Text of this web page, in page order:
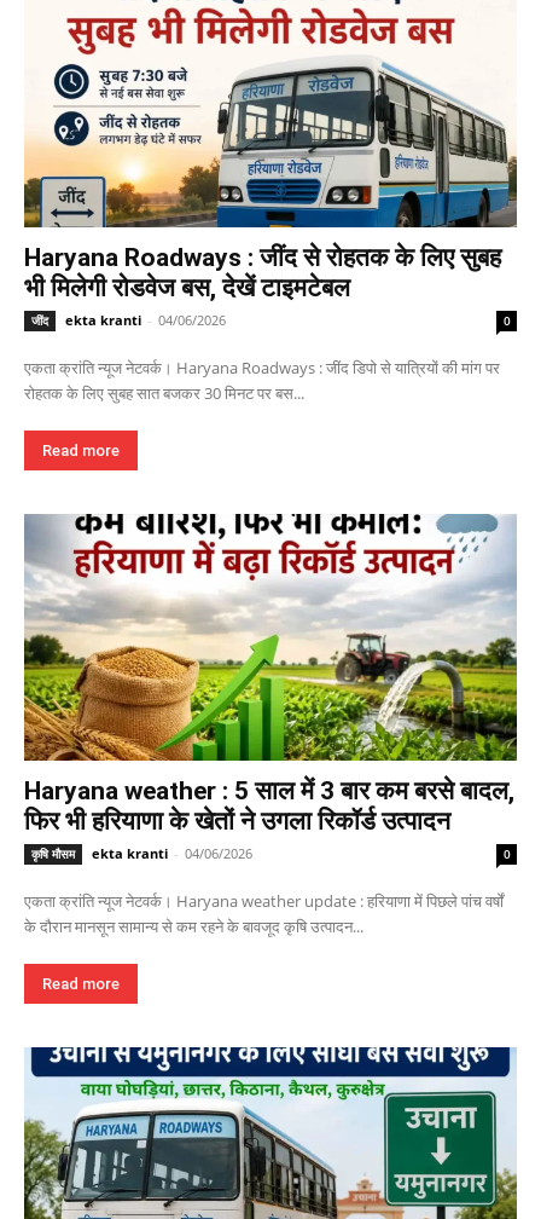
Haryana Roadways : जींद से रोहतक के लिए सुबह
भी मिलेगी रोडवेज बस, देखें टाइमटेबल
जींद ekta kranti - 04/06/2026 0
एकता क्रांति न्यूज नेटवर्क। Haryana Roadways : जींद डिपो से यात्रियों की मांग पर
रोहतक के लिए सुबह सात बजकर 30 मिनट पर बस...
Read more
Haryana weather : 5 साल में 3 बार कम बरसे बादल,
फिर भी हरियाणा के खेतों ने उगला रिकॉर्ड उत्पादन
कृषि मौसम ekta kranti - 04/06/2026 0
एकता क्रांति न्यूज नेटवर्क। Haryana weather update : हरियाणा में पिछले पांच वर्षों
के दौरान मानसून सामान्य से कम रहने के बावजूद कृषि उत्पादन...
Read more